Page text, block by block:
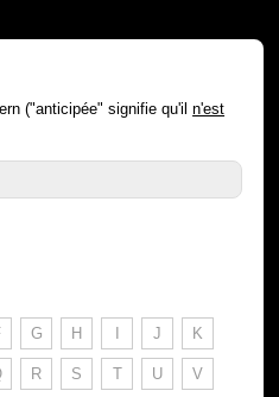
("anticipée" signifie qu'iln'est
G H I J K
R S T U V